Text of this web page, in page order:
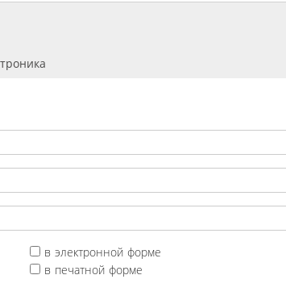
в электронной форме
в печатной форме